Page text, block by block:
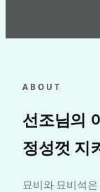
ABOUT
선조님의
정성껏 지
묘비와 묘비석